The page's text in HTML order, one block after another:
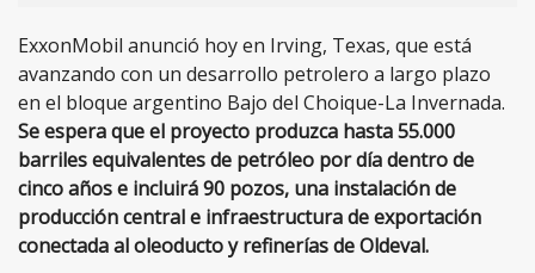
ExxonMobil anunció hoy en Irving, Texas, que está
avanzando con un desarrollo petrolero a largo plazo
en el bloque argentino Bajo del Choique-La Invernada.
Se espera que el proyecto produzca hasta 55.000
barriles equivalentes de petróleo por día dentro de
cinco años e incluirá 90 pozos, una instalación de
producción central e infraestructura de exportación
conectada al oleoducto y refinerías de Oldeval.